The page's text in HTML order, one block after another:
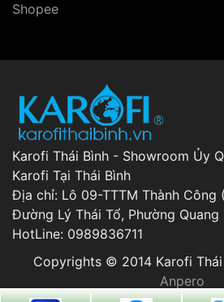
Shopee
Karofi Thái Bình - Showroom Ủy
Karofi Tại Thái Bình
Địa chỉ: Lô 09-TTTM Thành Công
Đường Lý Thái Tổ, Phường Quang
HotLine: 0989836711
Copyrights © 2014 Karofi Thái
Anpero